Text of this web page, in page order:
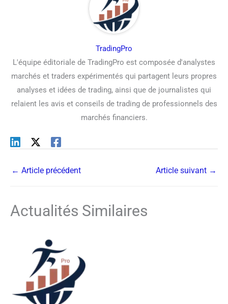
TradingPro
L'équipe éditoriale de TradingPro est composée d'analystes
marchés et traders expérimentés qui partagent leurs propres
analyses et idées de trading, ainsi que de journalistes qui
relaient les avis et conseils de trading de professionnels des
marchés financiers.
← Article précédent Article suivant →
Actualités Similaires